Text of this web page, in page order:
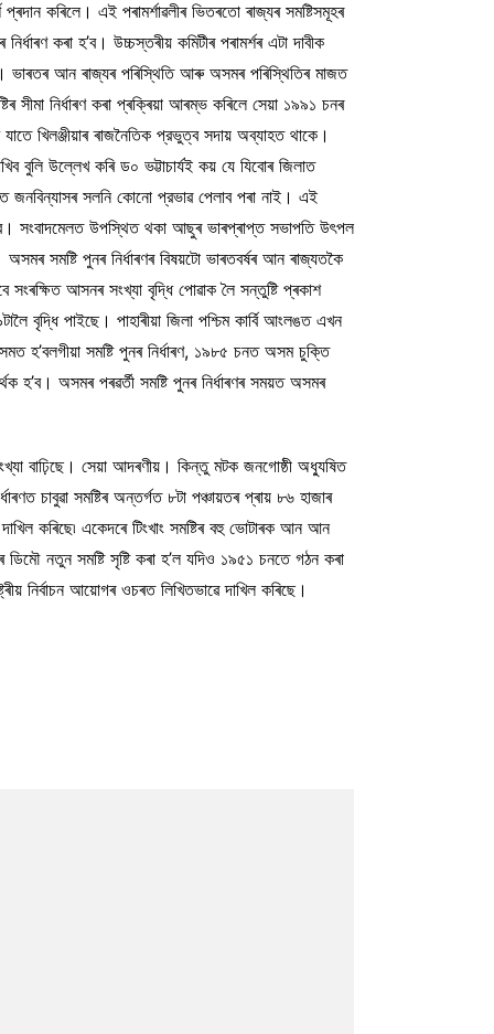
কৰিলে। এই পৰামৰ্শাৱলীৰ ভিতৰতো ৰাজ্যৰ সমষ্টিসমূহৰ
কৰা হ’ব। উচ্চস্তৰীয় কমিটীৰ পৰামৰ্শৰ এটা দাবীক
ভাৰতৰ আন ৰাজ্যৰ পৰিস্থিতি আৰু অসমৰ পৰিস্থিতিৰ মাজত
সীমা নিৰ্ধাৰণ কৰা প্ৰক্ৰিয়া আৰম্ভ কৰিলে সেয়া ১৯৯১ চনৰ
খিলঞ্জীয়াৰ ৰাজনৈতিক প্রভুত্ব সদায় অব্যাহত থাকে।
বুলি উল্লেখ কৰি ড০ ভট্টাচার্যই কয় যে যিবোৰ জিলাত
জনবিন্যাসৰ সলনি কোনো প্রভাৱ পেলাব পৰা নাই। এই
সংবাদমেলত উপস্থিত থকা আছুৰ ভাৰপ্ৰাপ্ত সভাপতি উৎপল
সমষ্টি পুনৰ নিৰ্ধাৰণৰ বিষয়টো ভাৰতবৰ্ষৰ আন ৰাজ্যতকৈ
আসনৰ সংখ্যা বৃদ্ধি পোৱাক লৈ সন্তুষ্টি প্ৰকাশ
বৃদ্ধি পাইছে। পাহাৰীয়া জিলা পশ্চিম কাৰ্বি আংলঙত এখন
হ’বলগীয়া সমষ্টি পুনৰ নিৰ্ধাৰণ, ১৯৮৫ চনত অসম চুক্তি
হ’ব। অসমৰ পৰৱৰ্তী সমষ্টি পুনৰ নিৰ্ধাৰণৰ সময়ত অসমৰ
বাঢ়িছে। সেয়া আদৰণীয়। কিন্তু মটক জনগোষ্ঠী অধ্যুষিত
চাবুৱা সমষ্টিৰ অন্তৰ্গত ৮টা পঞ্চায়তৰ প্ৰায় ৮৬ হাজাৰ
কৰিছে৷ একেদৰে টিংখাং সমষ্টিৰ বহু ভোটাৰক আন আন
ডিমৌ নতুন সমষ্টি সৃষ্টি কৰা হ’ল যদিও ১৯৫১ চনতে গঠন কৰা
নির্বাচন আয়োগৰ ওচৰত লিখিতভাৱে দাখিল কৰিছে।